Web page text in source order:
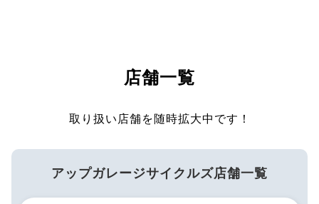
店舗一覧
取り扱い店舗を随時拡大中です！
アップガレージサイクルズ店舗一覧